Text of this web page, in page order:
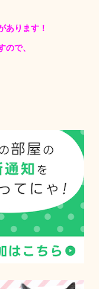
あります！
で、